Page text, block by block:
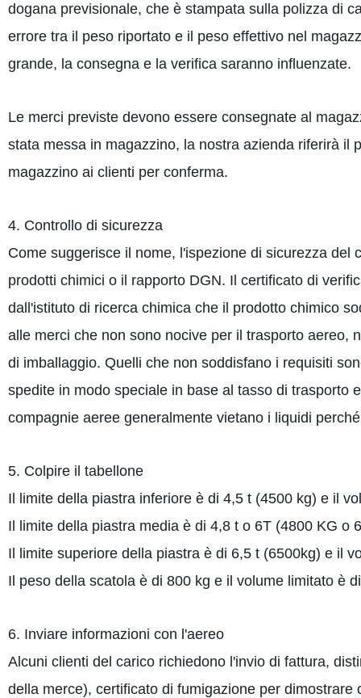
dogana previsionale, che è stampata sulla polizza di
errore tra il peso riportato e il peso effettivo nel
grande, la consegna e la verifica saranno influenzate.
Le merci previste devono essere consegnate al
stata messa in magazzino, la nostra azienda riferirà il
magazzino ai clienti per conferma.
4. Controllo di sicurezza
Come suggerisce il nome, l'ispezione di sicurezza
prodotti chimici o il rapporto DGN. Il certificato di
dall'istituto di ricerca chimica che il prodotto chimico
alle merci che non sono nocive per il trasporto aereo,
di imballaggio. Quelli che non soddisfano i requisiti
spedite in modo speciale in base al tasso di trasporto
compagnie aeree generalmente vietano i liquidi
5. Colpire il tabellone
Il limite della piastra inferiore è di 4,5 t (4500 kg) e il
Il limite della piastra media è di 4,8 t o 6T (4800 KG o
Il limite superiore della piastra è di 6,5 t (6500kg) e il
Il peso della scatola è di 800 kg e il volume limitato è
6. Inviare informazioni con l'aereo
Alcuni clienti del carico richiedono l'invio di fattura,
della merce), certificato di fumigazione per